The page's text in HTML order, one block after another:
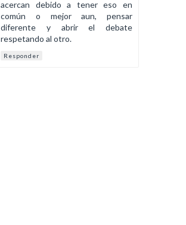
acercan debido a tener eso en
común o mejor aun, pensar
diferente y abrir el debate
respetando al otro.
Responder